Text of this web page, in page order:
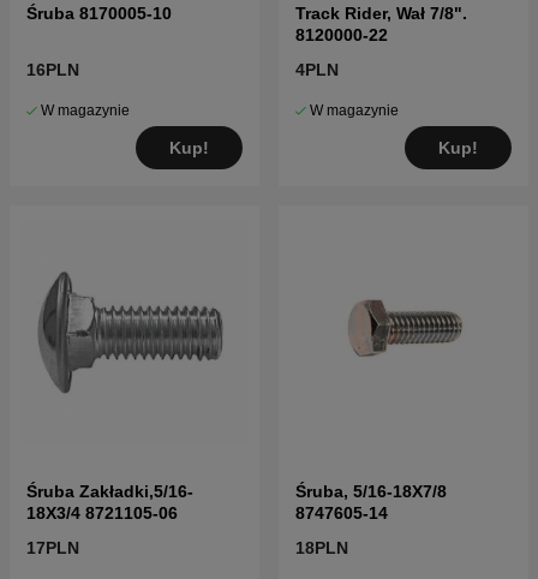
Śruba 8170005-10
16PLN
W magazynie
Kup!
Track Rider, Wał 7/8".
8120000-22
4PLN
W magazynie
Kup!
Śruba Zakładki,5/16-
18X3/4 8721105-06
17PLN
Śruba, 5/16-18X7/8
8747605-14
18PLN